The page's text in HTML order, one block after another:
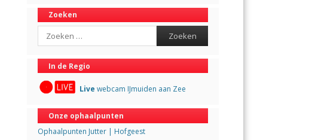
Zoeken
Search
In de Regio
Live webcam IJmuiden aan Zee
Onze ophaalpunten
Ophaalpunten Jutter | Hofgeest